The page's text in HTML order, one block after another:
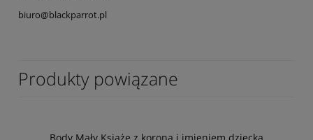
biuro@blackparrot.pl
Produkty powiązane